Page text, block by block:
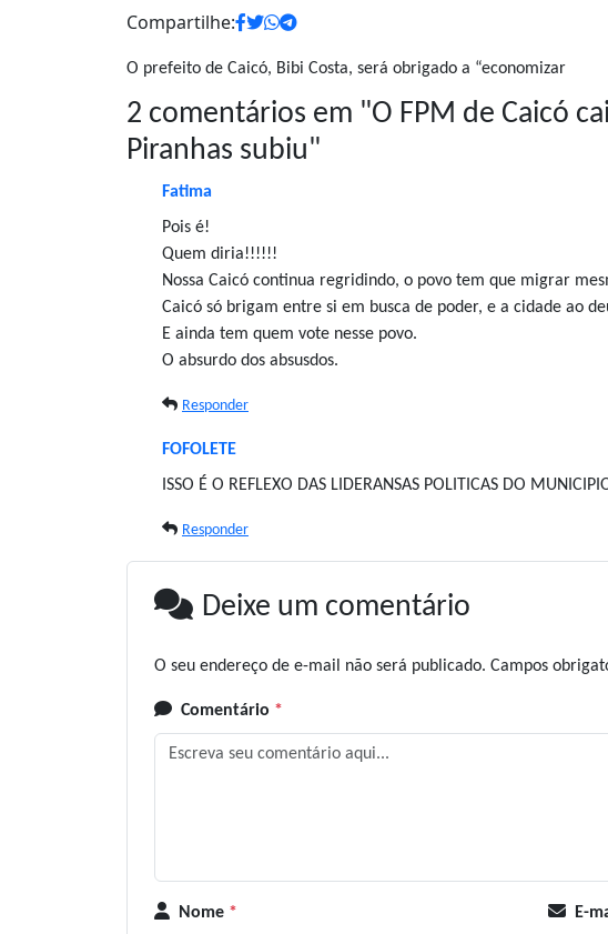
Compartilhe:
O prefeito de Caicó, Bibi Costa, será obrigado a “economizar
2 comentários em "O FPM de Caicó
Piranhas subiu"
Fatima
Pois é!
Quem diria!!!!!!
Nossa Caicó continua regridindo, o povo tem que migrar
Caicó só brigam entre si em busca de poder, e a cidade ao
E ainda tem quem vote nesse povo.
O absurdo dos absusdos.
Responder
FOFOLETE
ISSO É O REFLEXO DAS LIDERANSAS POLITICAS DO
Responder
Deixe um comentário
O seu endereço de e-mail não será publicado. Campos
Comentário *
Nome * E-